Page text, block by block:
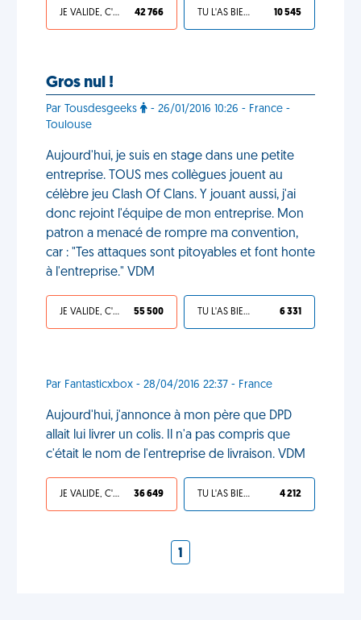
JE VALIDE, C'EST UNE VDM 42 766 TU L'AS BIEN MÉRITÉ 10 545
Gros nul !
Par Tousdesgeeks
- 26/01/2016 10:26 - France -
Toulouse
Aujourd'hui, je suis en stage dans une petite
entreprise. TOUS mes collègues jouent au
célèbre jeu Clash Of Clans. Y jouant aussi, j'ai
donc rejoint l'équipe de mon entreprise. Mon
patron a menacé de rompre ma convention,
car : "Tes attaques sont pitoyables et font honte
à l'entreprise." VDM
JE VALIDE, C'EST UNE VDM 55 500 TU L'AS BIEN MÉRITÉ 6 331
Par Fantasticxbox - 28/04/2016 22:37 - France
Aujourd'hui, j'annonce à mon père que DPD
allait lui livrer un colis. Il n'a pas compris que
c'était le nom de l'entreprise de livraison. VDM
JE VALIDE, C'EST UNE VDM 36 649 TU L'AS BIEN MÉRITÉ 4 212
1